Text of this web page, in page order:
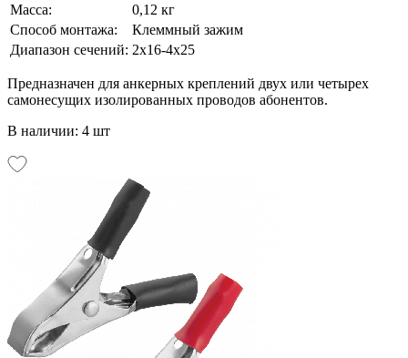
Масса:
0,12 кг
Способ монтажа:
Клеммный зажим
Диапазон сечений: 2х16-4х25
Предназначен для анкерных креплений двух или четырех
самонесущих изолированных проводов абонентов.
В наличии: 4 шт